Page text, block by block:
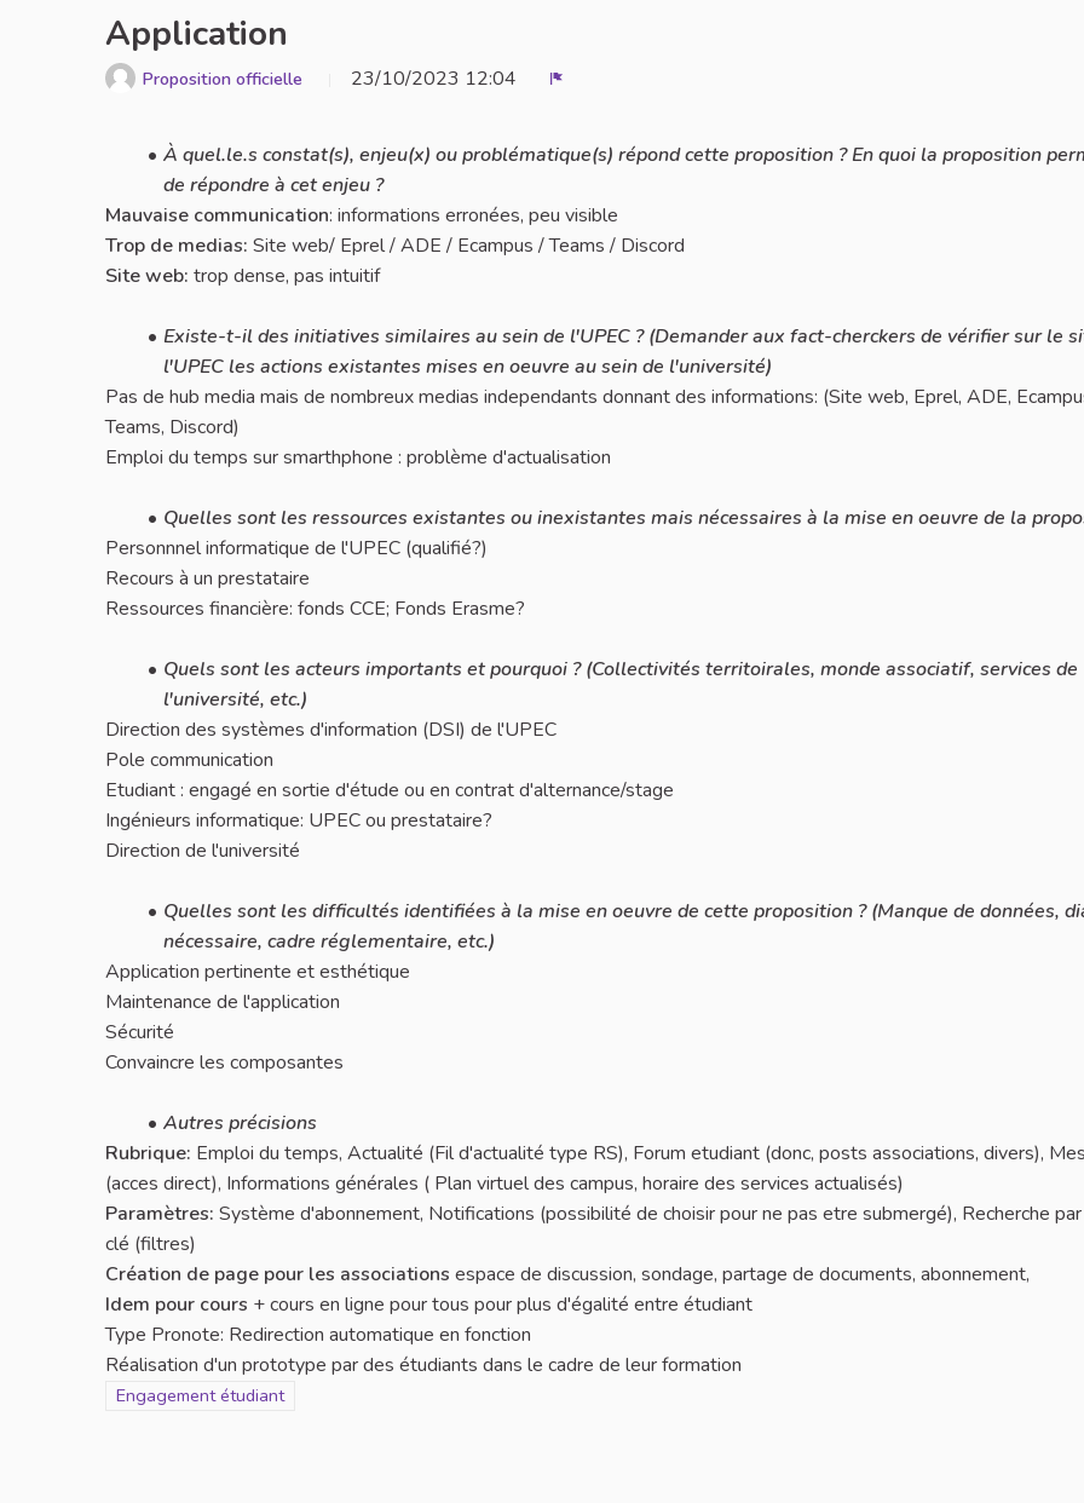
Application
Proposition officielle 23/10/2023 12:04
À quel.le.s constat(s), enjeu(x) ou problématique(s) répond cette proposition ? En quoi la proposition
de répondre à cet enjeu ?
Mauvaise communication: informations erronées, peu visible
Trop de medias: Site web/ Eprel / ADE / Ecampus / Teams / Discord
Site web: trop dense, pas intuitif
Existe-t-il des initiatives similaires au sein de l'UPEC ? (Demander aux fact-cherckers de vérifier sur le
l'UPEC les actions existantes mises en oeuvre au sein de l'université)
Pas de hub media mais de nombreux medias independants donnant des informations: (Site web, Eprel, ADE,
Teams, Discord)
Emploi du temps sur smarthphone : problème d'actualisation
Quelles sont les ressources existantes ou inexistantes mais nécessaires à la mise en oeuvre de la
Personnnel informatique de l'UPEC (qualifié?)
Recours à un prestataire
Ressources financière: fonds CCE; Fonds Erasme?
Quels sont les acteurs importants et pourquoi ? (Collectivités territoirales, monde associatif, services de
l'université, etc.)
Direction des systèmes d'information (DSI) de l'UPEC
Pole communication
Etudiant : engagé en sortie d'étude ou en contrat d'alternance/stage
Ingénieurs informatique: UPEC ou prestataire?
Direction de l'université
Quelles sont les difficultés identifiées à la mise en oeuvre de cette proposition ? (Manque de données,
nécessaire, cadre réglementaire, etc.)
Application pertinente et esthétique
Maintenance de l'application
Sécurité
Convaincre les composantes
Autres précisions
Rubrique: Emploi du temps, Actualité (Fil d'actualité type RS), Forum etudiant (donc, posts associations, divers),
(acces direct), Informations générales ( Plan virtuel des campus, horaire des services actualisés)
Paramètres: Système d'abonnement, Notifications (possibilité de choisir pour ne pas etre submergé), Recherche
clé (filtres)
Création de page pour les associations espace de discussion, sondage, partage de documents, abonnement,
Idem pour cours + cours en ligne pour tous pour plus d'égalité entre étudiant
Type Pronote: Redirection automatique en fonction
Réalisation d'un prototype par des étudiants dans le cadre de leur formation
Filtrer les résultats pour le secteur : Engagement étudiant
Engagement étudiant